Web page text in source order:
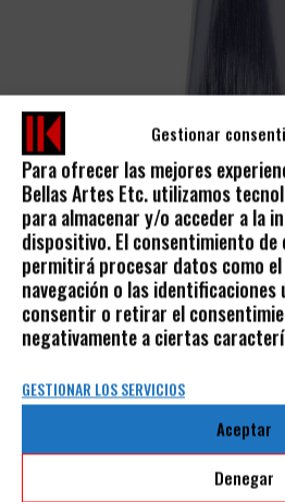
Gestionar
Para ofrecer las mejores
Bellas Artes Etc. utilizamos
para almacenar y/o acceder a la
dispositivo. El consentimiento
permitirá procesar datos como
navegación o las identificaciones
consentir o retirar el
negativamente a ciertas
GESTIONAR LOS SERVICIOS
Aceptar
Denegar
ÓLEO FINO RIVE GAUCHE TUBOS SENNELIER
SENNELIER
5,50€ IVA incluido
AVISO LEGAL
POLÍTICA DE